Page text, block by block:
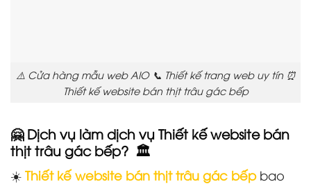
⚠️ Cửa hàng mẫu web AIO 📞 Thiết kế trang web uy tín ⏰
Thiết kế website bán thịt trâu gác bếp
🤗 Dịch vụ làm dịch vụ Thiết kế website bán
thịt trâu gác bếp? 🏛️
☀️ Thiết kế website bán thịt trâu gác bếpbao